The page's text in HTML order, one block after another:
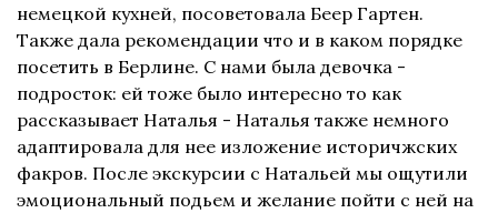
немецкой кухней, посоветовала Беер Гартен.
Также дала рекомендации что и в каком порядке
посетить в Берлине. С нами была девочка -
подросток: ей тоже было интересно то как
рассказывает Наталья - Наталья также немного
адаптировала для нее изложение историчжских
факров. После экскурсии с Натальей мы ощутили
эмоциональный подьем и желание пойти с ней на